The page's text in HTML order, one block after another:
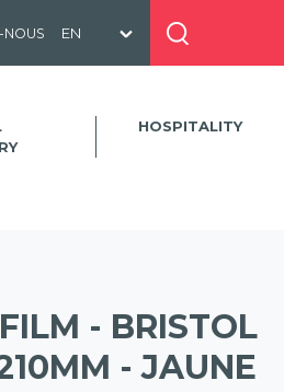
NOUS
HOSPITALITY
- BRISTOL
- JAUNE